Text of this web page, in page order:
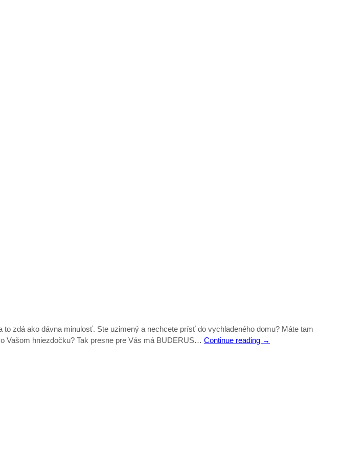
zdá ako dávna minulosť. Ste uzimený a nechcete prísť do vychladeného domu? Máte tam
Vašom hniezdočku? Tak presne pre Vás má BUDERUS… Continue reading →